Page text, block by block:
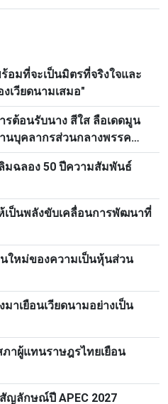
อมที่จะเป็นมิตรที่จริงใจและ
เวียดนามเสมอ"
รต้อนรับนาง สีใส ลือเดดมูน
บุคลากรส่วนกลางพรรค
มฉลอง 50 ปีความสัมพันธ์
เป็นพลังขับเคลื่อนการพัฒนาที่
ใหม่ของความเป็นหุ้นส่วน
าเยือนเวียดนามอย่างเป็น
าผู้แทนราษฎรไทยเยือน
ญลักษณ์ปี APEC 2027